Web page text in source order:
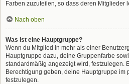
Farben zuzuteilen, so dass deren Mitglieder
Nach oben
Was ist eine Hauptgruppe?
Wenn du Mitglied in mehr als einer
Hauptgruppe dazu, deine Gruppenfarbe
standardmäßig angezeigt wird, festzulegen.
Berechtigung geben, deine Hauptgruppe im
festzulegen.